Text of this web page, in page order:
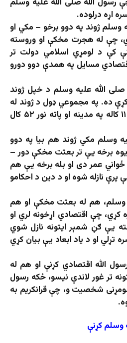
اړه درلوده.
وسلم ژوند په دوو برخو – مکي او
چې له هجرت مخکې او وروسته
کې د لومړي اسلامي دولت تر
مسایل په همدې دوو دورو
الله علیه وسلم د خپل ژوند
ده. په مجموعي ډول د ژوند له
۶۳ کلونو څخه یې یوازې ۱۱ کاله په مدینه او پاته نور ۵۲ کال
وسلم مکي ژوند هم بیا په دوو
برخه یې تر بعثت مخکې دور –
عمر دی او بله برخه یې هم
نازله شوه او د دین د احکامو
وسلم، هم له بعثت مخکې او هم
چې اقتصادي اړخونه لري او
یې ګڼ شمېر ایتونه نازل شوي
تړلي او د یاد ابعاد یې بیان کړي
الله اقتصادي کړنې او هم له
تر غور لاندې نیسو، ځکه رسول
شخصیت و، چې قرانکریم به
وسلم کړنې